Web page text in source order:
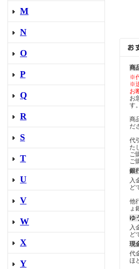
M
N
O
P
Q
R
S
T
U
V
W
X
Y
商
※
※
お
お
す。
商
だ
代
た
ご
ご
銀
入
ど
他
ょ
ゆ
入
ど
現
代
ほ